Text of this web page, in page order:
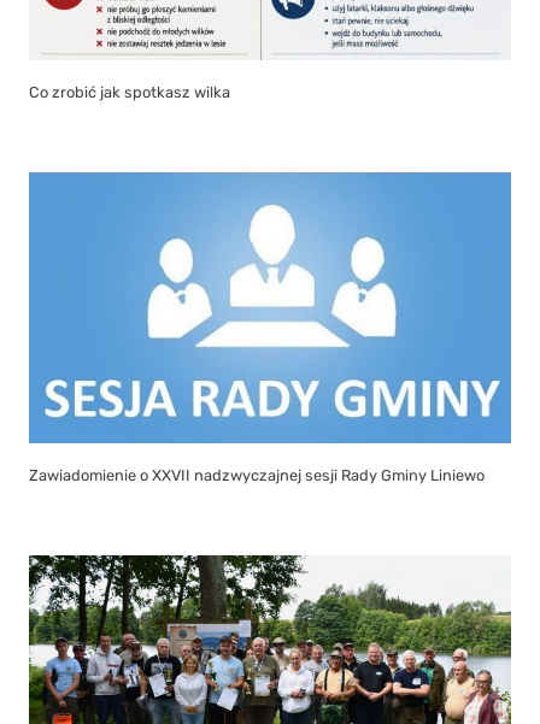
Co zrobić jak spotkasz wilka
Zawiadomienie o XXVII nadzwyczajnej sesji Rady Gminy Liniewo